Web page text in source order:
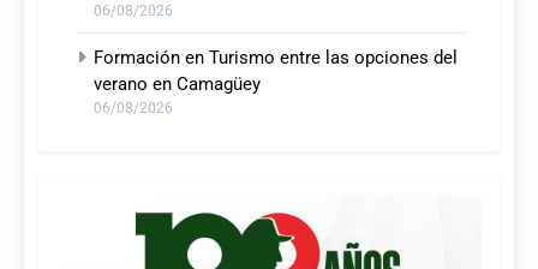
06/08/2026
Formación en Turismo entre las opciones del
verano en Camagüey
06/08/2026